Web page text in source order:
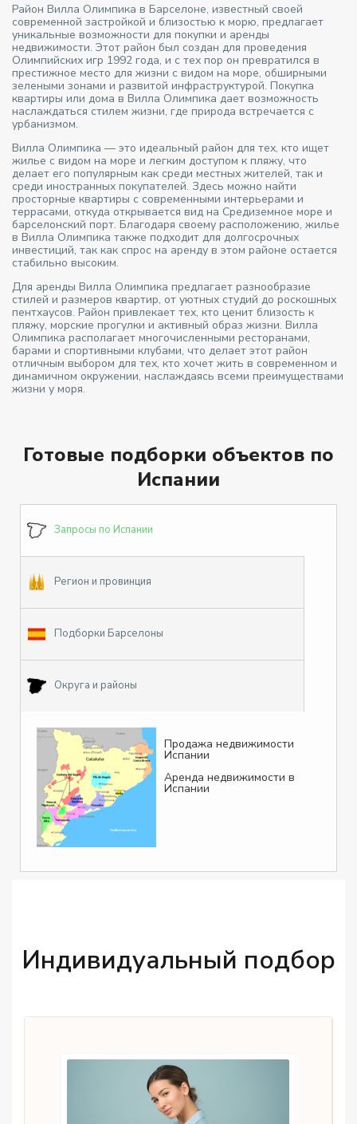
Район Вилла Олимпика в Барселоне, известный своей
современной застройкой и близостью к морю, предлагает
уникальные возможности для покупки и аренды
недвижимости. Этот район был создан для проведения
Олимпийских игр 1992 года, и с тех пор он превратился в
престижное место для жизни с видом на море, обширными
зелеными зонами и развитой инфраструктурой. Покупка
квартиры или дома в Вилла Олимпика дает возможность
наслаждаться стилем жизни, где природа встречается с
урбанизмом.
Вилла Олимпика — это идеальный район для тех, кто ищет
жилье с видом на море и легким доступом к пляжу, что
делает его популярным как среди местных жителей, так и
среди иностранных покупателей. Здесь можно найти
просторные квартиры с современными интерьерами и
террасами, откуда открывается вид на Средиземное море и
барселонский порт. Благодаря своему расположению, жилье
в Вилла Олимпика также подходит для долгосрочных
инвестиций, так как спрос на аренду в этом районе остается
стабильно высоким.
Для аренды Вилла Олимпика предлагает разнообразие
стилей и размеров квартир, от уютных студий до роскошных
пентхаусов. Район привлекает тех, кто ценит близость к
пляжу, морские прогулки и активный образ жизни. Вилла
Олимпика располагает многочисленными ресторанами,
барами и спортивными клубами, что делает этот район
отличным выбором для тех, кто хочет жить в современном и
динамичном окружении, наслаждаясь всеми преимуществами
жизни у моря.
Готовые подборки объектов по
Испании
Запросы по Испании
Регион и провинция
Подборки Барселоны
Округа и районы
Продажа недвижимости
Испании
Аренда недвижимости в
Испании
Индивидуальный подбор